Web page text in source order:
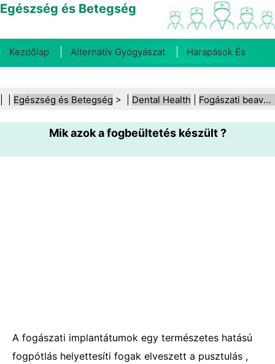
Egészség és Betegség
Kezdőlap Alternatív Gyógyászat Harapások És
Fogegészség Diéta És Táplálkozás Családi
Egészségügyi Ágazat Mentális Egészség
Közegészségügy És Biztonság Sebészet És
Egészség és Betegség > | Dental Health Fogászati beavatkozások
Mik azok a fogbeültetés készült ?
A fogászati ​​implantátumok egy természetes hatású
fogpótlás helyettesíti fogak elveszett a pusztulás ,